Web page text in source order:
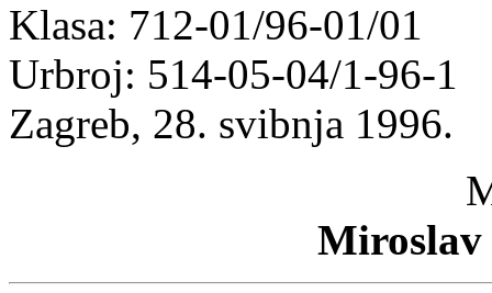
Klasa: 712-01/96-01/01
Urbroj: 514-05-04/1-96-1
Zagreb, 28. svibnja 1996.
Miroslav